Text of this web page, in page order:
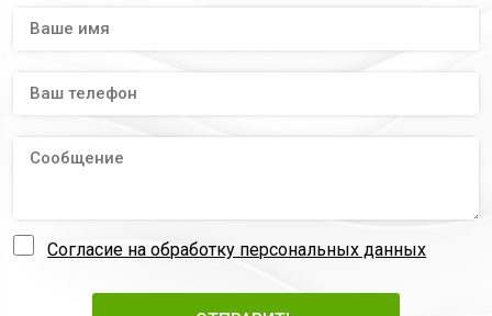
Согласие на обработку персональных данных